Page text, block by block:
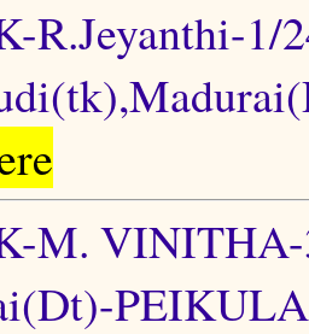
R.Jeyanthi-1/
M. VINITHA-